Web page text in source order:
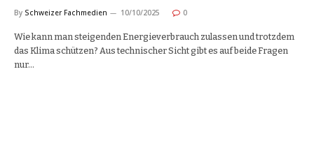
By Schweizer Fachmedien 10/10/2025 0
Wie kann man steigenden Energieverbrauch zulassen und trotzdem
das Klima schützen? Aus technischer Sicht gibt es auf beide Fragen
nur…